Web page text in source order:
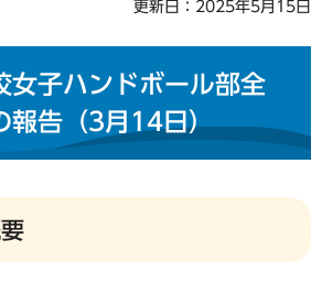
更新日：2025年5月15日
女子ハンドボール部全
報告（3月14日）